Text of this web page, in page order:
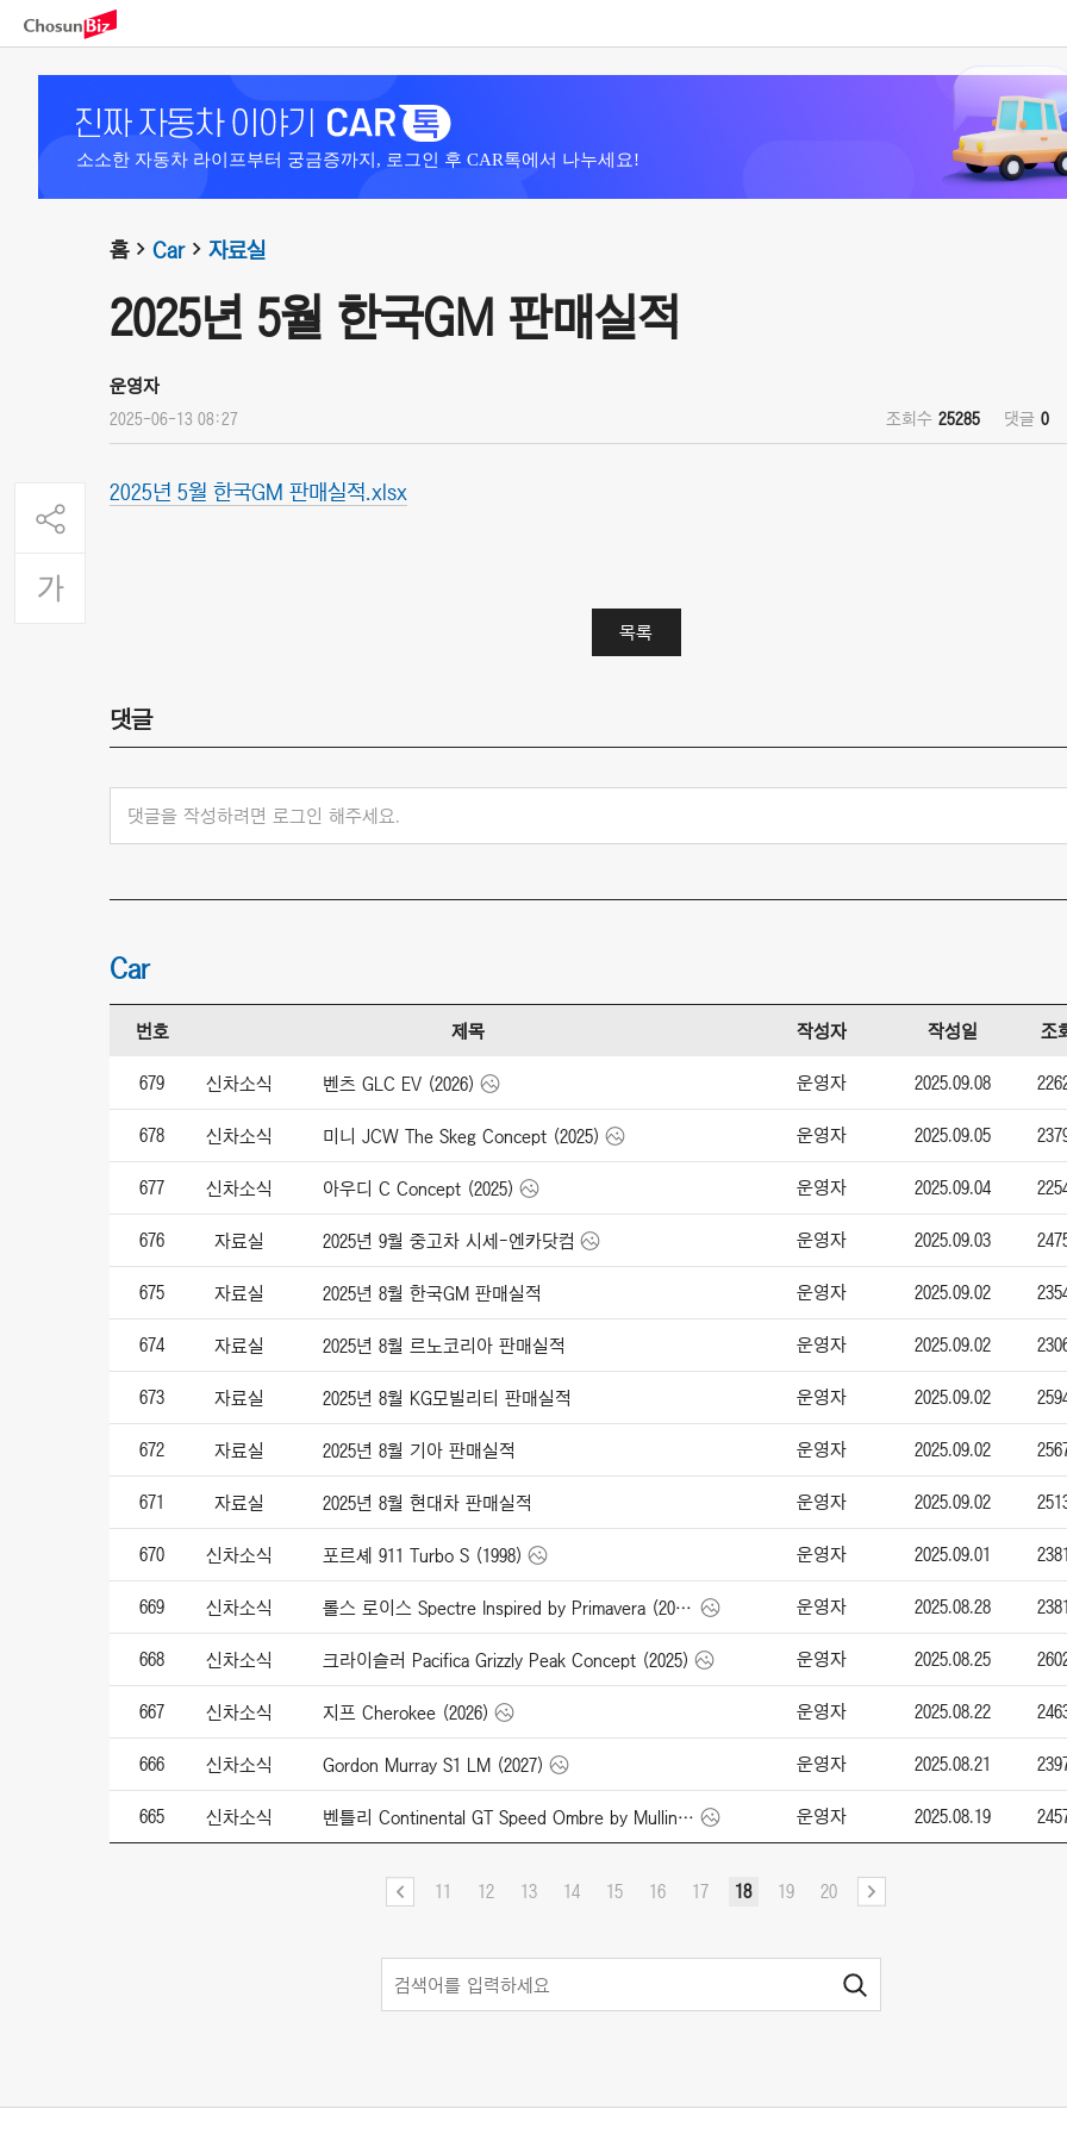
소소한 자동차 라이프부터 궁금증까지, 로그인 후 CAR톡에서 나누세요!
홈 Car 자료실
2025년 5월 한국GM 판매실적
운영자
2025-06-13 08:27 조회수 25285 댓글 0
2025년 5월 한국GM 판매실적.xlsx
목록
댓글
댓글을 작성하려면 로그인 해주세요.
Car
번호 제목 작성자 작성일 조
679 신차소식 벤츠 GLC EV (2026) 운영자 2025.09.08
678 신차소식 미니 JCW The Skeg Concept (2025) 운영자 2025.09.05
677 신차소식 아우디 C Concept (2025) 운영자 2025.09.04
676 자료실 2025년 9월 중고차 시세-엔카닷컴 운영자 2025.09.03
675 자료실 2025년 8월 한국GM 판매실적 운영자 2025.09.02
674 자료실 2025년 8월 르노코리아 판매실적 운영자 2025.09.02
673 자료실 2025년 8월 KG모빌리티 판매실적 운영자 2025.09.02
672 자료실 2025년 8월 기아 판매실적 운영자 2025.09.02
671 자료실 2025년 8월 현대차 판매실적 운영자 2025.09.02
670 신차소식 포르셰 911 Turbo S (1998) 운영자 2025.09.01
669 신차소식 롤스 로이스 Spectre Inspired by Primavera (2026) 운영자 2025.08.28
668 신차소식 크라이슬러 Pacifica Grizzly Peak Concept (2025) 운영자 2025.08.25
667 신차소식 지프 Cherokee (2026) 운영자 2025.08.22
666 신차소식 Gordon Murray S1 LM (2027) 운영자 2025.08.21
665 신차소식 벤틀리 Continental GT Speed Ombre by Mulliner (2025) 운영자 2025.08.19
11 12 13 14 15 16 17 18 19 20